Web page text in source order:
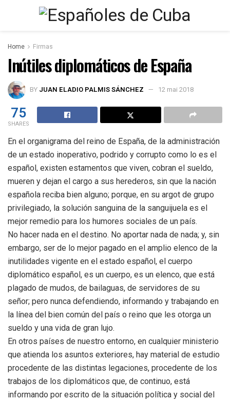
Home Firmas
Inútiles diplomáticos de España
BY JUAN ELADIO PALMIS SÁNCHEZ 12 mai 2018
75
SHARES
En el organigrama del reino de España, de la administración
de un estado inoperativo, podrido y corrupto como lo es el
español, existen estamentos que viven, cobran el sueldo,
mueren y dejan el cargo a sus herederos, sin que la nación
española reciba bien alguno; porque, en su argot de grupo
privilegiado, la solución sanguina de la sanguijuela es el
mejor remedio para los humores sociales de un país.
No hacer nada en el destino. No aportar nada de nada; y, sin
embargo, ser de lo mejor pagado en el amplio elenco de la
inutilidades vigente en el estado español, el cuerpo
diplomático español, es un cuerpo, es un elenco, que está
plagado de mudos, de bailaguas, de servidores de su
señor; pero nunca defendiendo, informando y trabajando en
la línea del bien común del país o reino que les otorga un
sueldo y una vida de gran lujo.
En otros países de nuestro entorno, en cualquier ministerio
que atienda los asuntos exteriores, hay material de estudio
procedente de las distintas legaciones, procedente de los
trabajos de los diplomáticos que, de continuo, está
informando por escrito de la situación política y social del